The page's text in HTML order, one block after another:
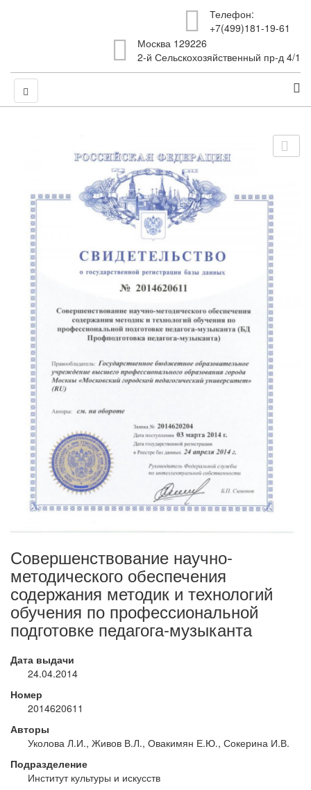
Телефон:
+7(499)181-19-61
Москва 129226
2-й Сельскохозяйственный пр-д 4/1
Совершенствование научно-
методического обеспечения
содержания методик и технологий
обучения по профессиональной
подготовке педагога-музыканта
Дата выдачи
24.04.2014
Номер
2014620611
Авторы
Уколова Л.И., Живов В.Л., Овакимян Е.Ю., Сокерина И.В.
Подразделение
Институт культуры и искусств